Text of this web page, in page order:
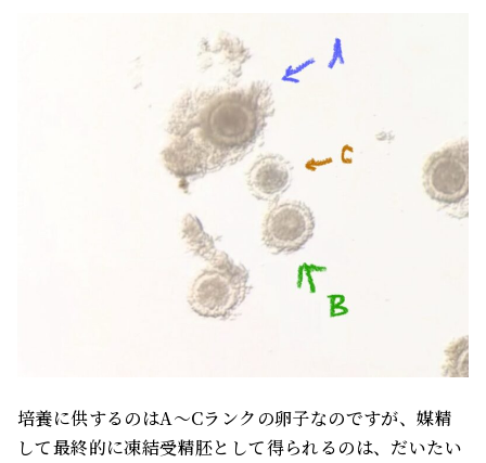
培養に供するのはA〜Cランクの卵子なのですが、媒精
して最終的に凍結受精胚として得られるのは、だいたい